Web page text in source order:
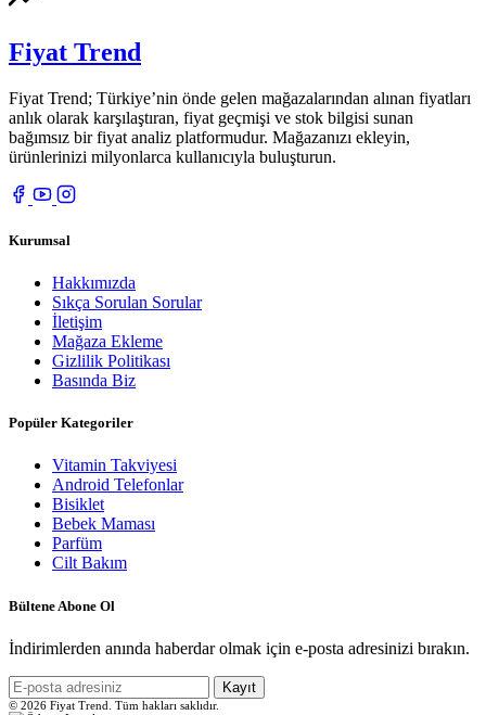
Fiyat Trend
Fiyat Trend; Türkiye’nin önde gelen mağazalarından alınan fiyatları
anlık olarak karşılaştıran, fiyat geçmişi ve stok bilgisi sunan
bağımsız bir fiyat analiz platformudur. Mağazanızı ekleyin,
ürünlerinizi milyonlarca kullanıcıyla buluşturun.
Kurumsal
Hakkımızda
Sıkça Sorulan Sorular
İletişim
Mağaza Ekleme
Gizlilik Politikası
Basında Biz
Popüler Kategoriler
Vitamin Takviyesi
Android Telefonlar
Bisiklet
Bebek Maması
Parfüm
Cilt Bakım
Bültene Abone Ol
İndirimlerden anında haberdar olmak için e-posta adresinizi bırakın.
Kayıt
© 2026 Fiyat Trend. Tüm hakları saklıdır.